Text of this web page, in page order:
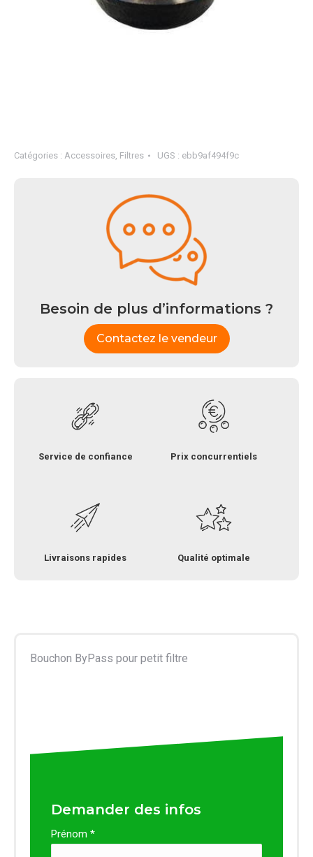
Catégories : Accessoires, Filtres UGS : ebb9af494f9c
Besoin de plus d’informations ?
Contactez le vendeur
Service de confiance Prix concurrentiels
Livraisons rapides Qualité optimale
Bouchon ByPass pour petit filtre
Demander des infos
Prénom *